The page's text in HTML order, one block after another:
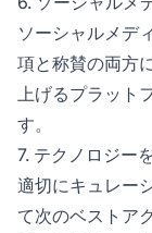
ソーシャルメデ
項と称賛の両方
上げるプラット
す。
7. テクノロジー
適切にキュレー
て次のベストア